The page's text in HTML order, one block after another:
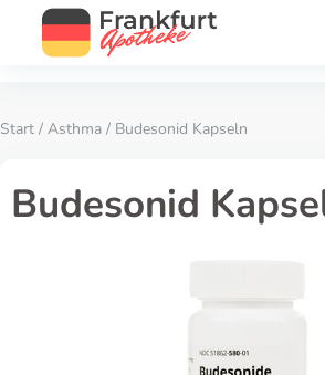
Start / Asthma / Budesonid Kapseln
Budesonid